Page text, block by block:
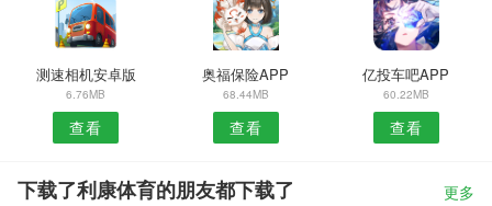
测速相机安卓版
6.76MB
查看
奥福保险APP
68.44MB
查看
亿投车吧APP
60.22MB
查看
下载了利康体育的朋友都下载了 更多